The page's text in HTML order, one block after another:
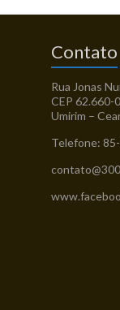
Contato
Rua Jonas
CEP 62.660-
Umirim –
Telefone: